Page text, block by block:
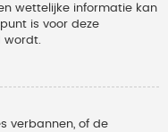
wettelijke informatie kan
is voor deze
wordt.
verbannen, of de